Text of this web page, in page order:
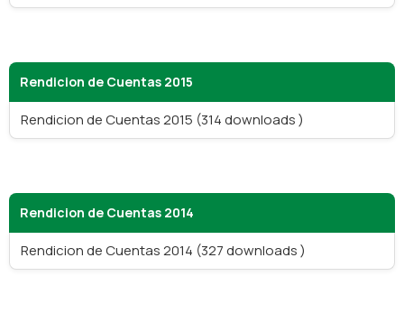
Rendicion de Cuentas 2015
Rendicion de Cuentas 2015 (314 downloads )
Rendicion de Cuentas 2014
Rendicion de Cuentas 2014 (327 downloads )